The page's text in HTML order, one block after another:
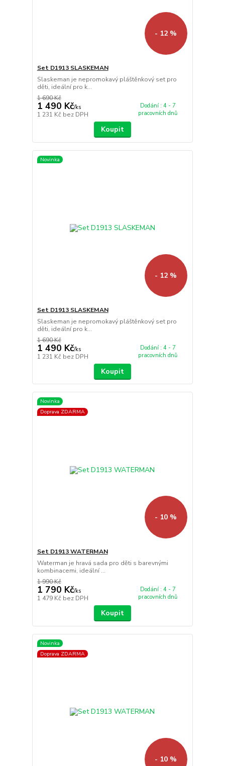
- 12 %
Set D1913 SLASKEMAN
Slaskeman je nepromokavý pláštěnkový set pro
děti, ideální pro k...
1 690 Kč
1 490 Kč/ks
1 231 Kč bez DPH
Dodání : 4 - 7
pracovních dnů
Koupit
Novinka
- 12 %
Set D1913 SLASKEMAN
Slaskeman je nepromokavý pláštěnkový set pro
děti, ideální pro k...
1 690 Kč
1 490 Kč/ks
1 231 Kč bez DPH
Dodání : 4 - 7
pracovních dnů
Koupit
Novinka
Doprava ZDARMA
- 10 %
Set D1913 WATERMAN
Waterman je hravá sada pro děti s barevnými
kombinacemi, ideální ...
1 990 Kč
1 790 Kč/ks
1 479 Kč bez DPH
Dodání : 4 - 7
pracovních dnů
Koupit
Novinka
Doprava ZDARMA
- 10 %